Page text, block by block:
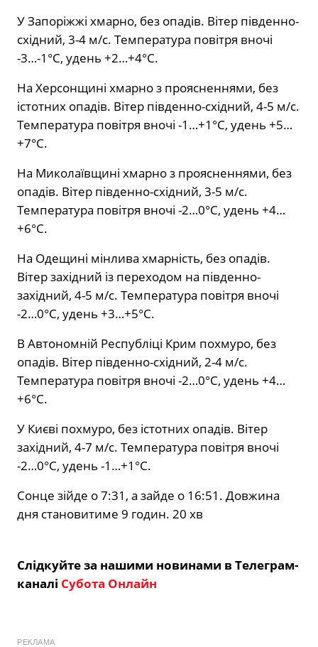
У Запоріжжі хмарно, без опадів. Вітер південно-
східний, 3-4 м/с. Температура повітря вночі
-3…-1°С, удень +2…+4°С.
На Херсонщині хмарно з проясненнями, без
істотних опадів. Вітер південно-східний, 4-5 м/с.
Температура повітря вночі -1…+1°С, удень +5…
+7°С.
На Миколаївщині хмарно з проясненнями, без
опадів. Вітер південно-східний, 3-5 м/с.
Температура повітря вночі -2…0°С, удень +4…
+6°С.
На Одещині мінлива хмарність, без опадів.
Вітер західний із переходом на південно-
західний, 4-5 м/с. Температура повітря вночі
-2…0°С, удень +3…+5°С.
В Автономній Республіці Крим похмуро, без
опадів. Вітер південно-східний, 2-4 м/с.
Температура повітря вночі -2…0°С, удень +4…
+6°С.
У Києві похмуро, без істотних опадів. Вітер
західний, 4-7 м/с. Температура повітря вночі
-2…0°С, удень -1…+1°С.
Сонце зійде о 7:31, а зайде о 16:51. Довжина
дня становитиме 9 годин. 20 хв
Слідкуйте за нашими новинами в Телеграм-
каналі Субота Онлайн
РЕКЛАМА